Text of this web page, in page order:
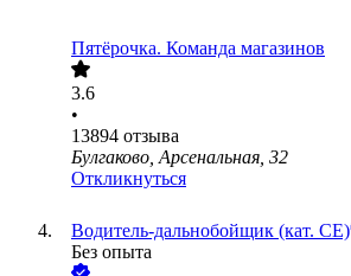
Пятёрочка. Команда магазинов
3.6
•
13894 отзыва
Булгаково, Арсенальная, 32
Откликнуться
Водитель-дальнобойщик (кат. CE)
Без опыта